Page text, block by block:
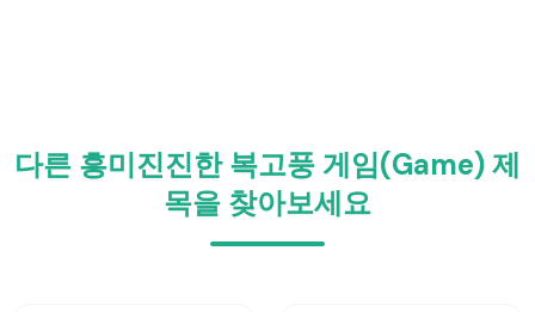
다른 흥미진진한 복고풍 게임(Game) 제
목을 찾아보세요